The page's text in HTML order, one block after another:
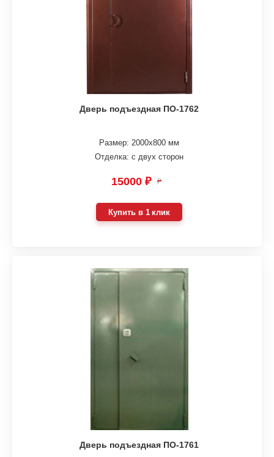
Дверь подъездная ПО-1762
Размер: 2000х800 мм
Отделка: с двух сторон
15000 ₽ ₽
Купить в 1 клик
Дверь подъездная ПО-1761